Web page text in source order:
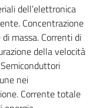
dell’elettronica
Concentrazione
massa. Correnti di
della velocità
nei
Corrente totale